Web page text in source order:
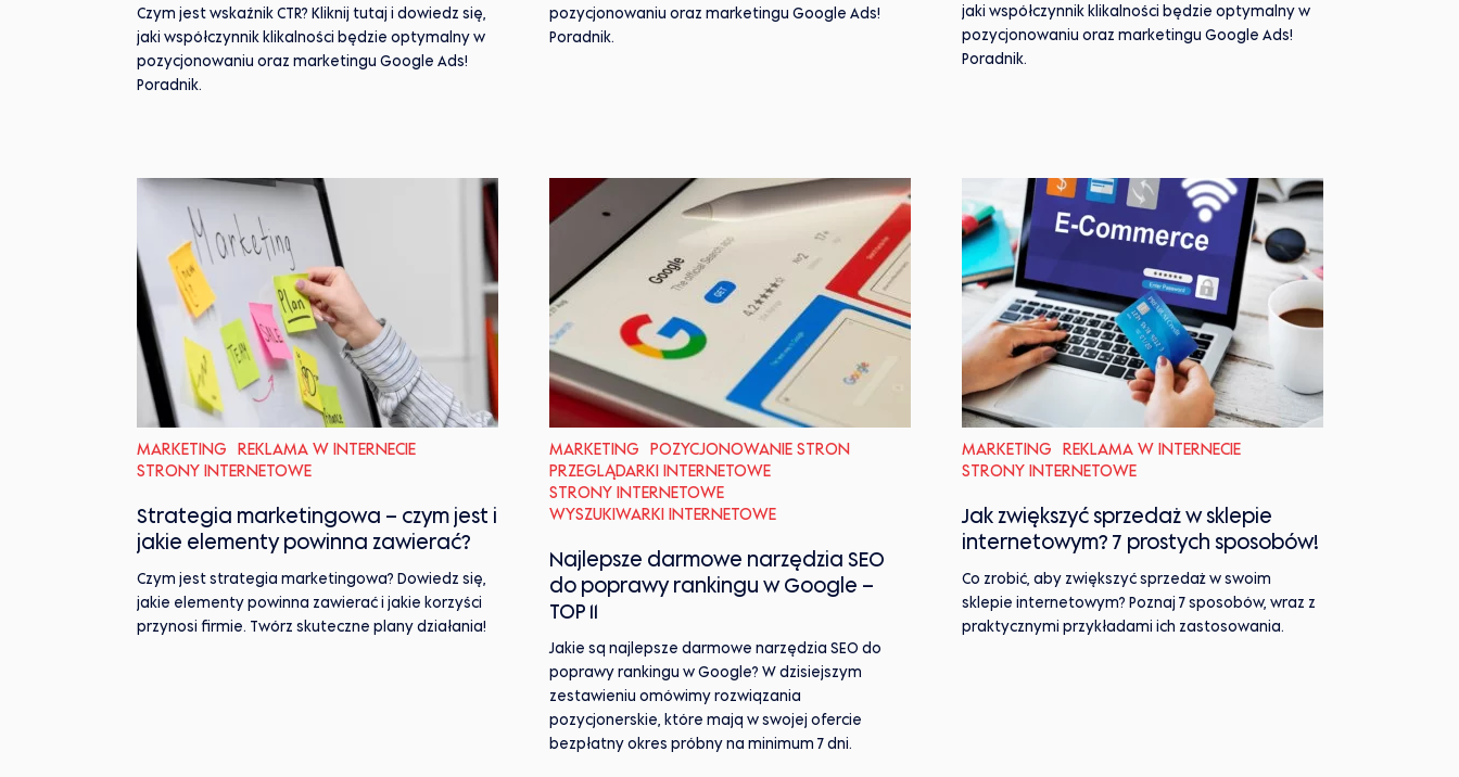
Czym jest wskaźnik CTR? Kliknij tutaj i dowiedz się,
jaki współczynnik klikalności będzie optymalny w
pozycjonowaniu oraz marketingu Google Ads!
Poradnik.
pozycjonowaniu oraz marketingu Google Ads!
Poradnik.
jaki współczynnik klikalności będzie optymalny w
pozycjonowaniu oraz marketingu Google Ads!
Poradnik.
MARKETING REKLAMA W INTERNECIE
STRONY INTERNETOWE
Strategia marketingowa – czym jest i
jakie elementy powinna zawierać?
Czym jest strategia marketingowa? Dowiedz się,
jakie elementy powinna zawierać i jakie korzyści
przynosi firmie. Twórz skuteczne plany działania!
MARKETING POZYCJONOWANIE STRON
PRZEGLĄDARKI INTERNETOWE
STRONY INTERNETOWE
WYSZUKIWARKI INTERNETOWE
Najlepsze darmowe narzędzia SEO
do poprawy rankingu w Google –
TOP 11
Jakie są najlepsze darmowe narzędzia SEO do
poprawy rankingu w Google? W dzisiejszym
zestawieniu omówimy rozwiązania
pozycjonerskie, które mają w swojej ofercie
bezpłatny okres próbny na minimum 7 dni.
MARKETING REKLAMA W INTERNECIE
STRONY INTERNETOWE
Jak zwiększyć sprzedaż w sklepie
internetowym? 7 prostych sposobów!
Co zrobić, aby zwiększyć sprzedaż w swoim
sklepie internetowym? Poznaj 7 sposobów, wraz z
praktycznymi przykładami ich zastosowania.